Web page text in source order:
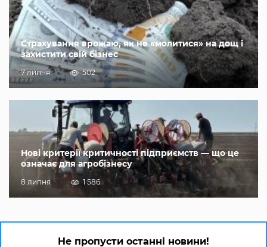
Страхування врожаю, як не «молитися» на дощ і
захистити свій бізнес
7 липня 502
Нові критерії критичності підприємств — що це
означає для агробізнесу
8 липня 1 586
Не пропусти останні новини!